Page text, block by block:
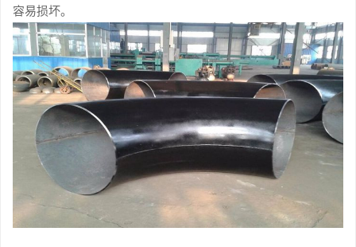
容易损坏。